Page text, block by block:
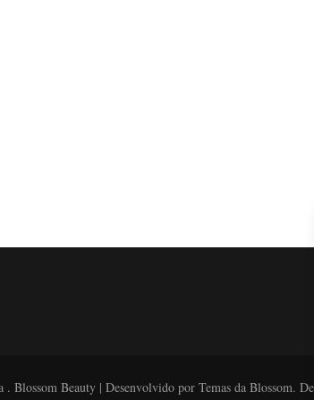
. Blossom Beauty | Desenvolvido por Temas da Blossom.